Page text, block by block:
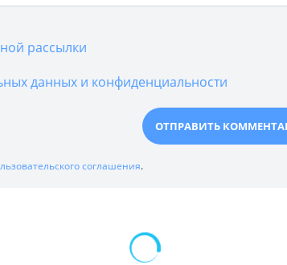
рассылки
данных и конфиденциальности
соглашения.